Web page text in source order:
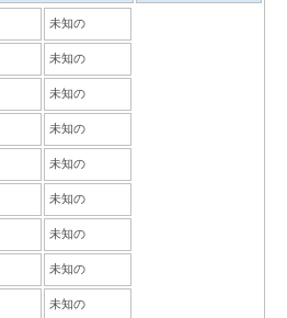
未知の
未知の
未知の
未知の
未知の
未知の
未知の
未知の
未知の